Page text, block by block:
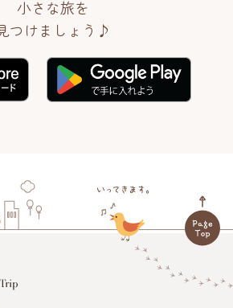
小さな旅を
つけましょう♪